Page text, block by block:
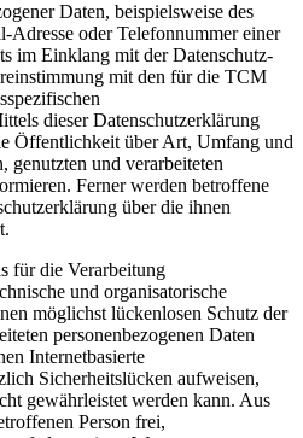
Daten, beispielsweise des
oder Telefonnummer einer
im Einklang mit der Datenschutz-
mit den für die TCM
dieser Datenschutzerklärung
Öffentlichkeit über Art, Umfang und
genutzten und verarbeiteten
Ferner werden betroffene
über die ihnen
für die Verarbeitung
und organisatorische
möglichst lückenlosen Schutz der
personenbezogenen Daten
Internetbasierte
Sicherheitslücken aufweisen,
gewährleistet werden kann. Aus
Person frei,